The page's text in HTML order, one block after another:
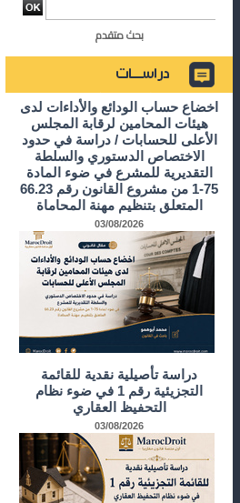
بحث متقدم
اخضاع حساب الودائع والأداءات لدى
هيئات المحامين لرقابة المجلس
الأعلى للحسابات / دراسة في حدود
الاختصاص الدستوري والسلطة
التقديرية للمشرع في ضوء المادة
75-1 من مشروع القانون رقم 66.23
المتعلق بتنظيم مهنة المحاماة
03/08/2026
دراسة تأصيلية نقدية للقائمة
التجزيئية رقم 1 في ضوء نظام
التحفيظ العقاري
03/08/2026